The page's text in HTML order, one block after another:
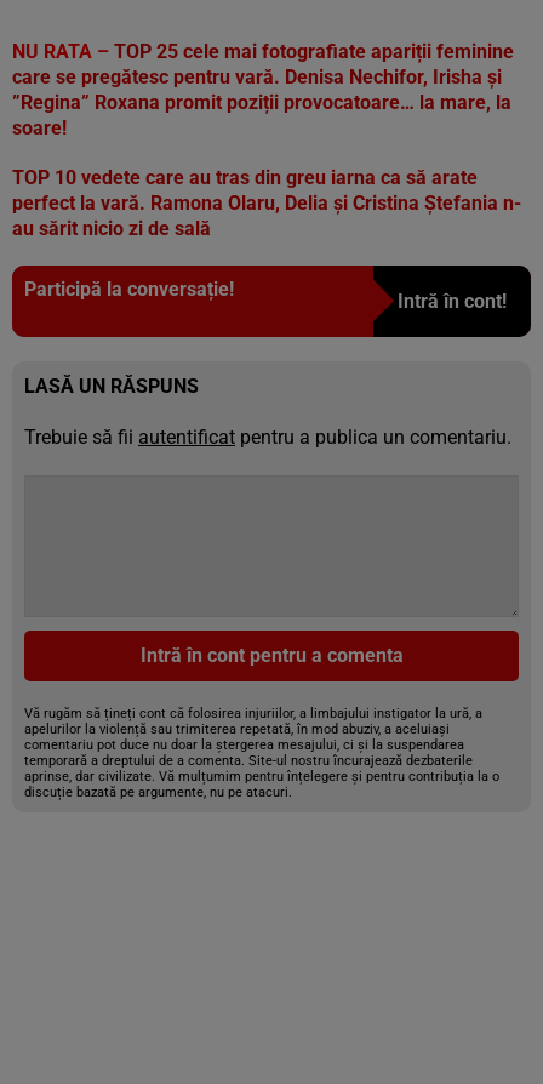
NU RATA – TOP 25 cele mai fotografiate apariții feminine
care se pregătesc pentru vară. Denisa Nechifor, Irisha și
”Regina” Roxana promit poziții provocatoare… la mare, la
soare!
TOP 10 vedete care au tras din greu iarna ca să arate
perfect la vară. Ramona Olaru, Delia și Cristina Ștefania n-
au sărit nicio zi de sală
Participă la conversație!
Intră în cont!
LASĂ UN RĂSPUNS
Trebuie să fii autentificat pentru a publica un comentariu.
Intră în cont pentru a comenta
Vă rugăm să țineți cont că folosirea injuriilor, a limbajului instigator la ură, a
apelurilor la violență sau trimiterea repetată, în mod abuziv, a aceluiași
comentariu pot duce nu doar la ștergerea mesajului, ci și la suspendarea
temporară a dreptului de a comenta. Site-ul nostru încurajează dezbaterile
aprinse, dar civilizate. Vă mulțumim pentru înțelegere și pentru contribuția la o
discuție bazată pe argumente, nu pe atacuri.